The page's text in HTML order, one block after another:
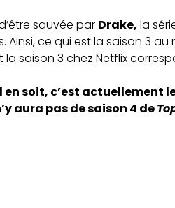
sauvée par Drake, la
Ainsi, ce qui est la saison 3
la saison 3 chez Netflix
en soit, c’est actuellement
aura pas de saison 4 de